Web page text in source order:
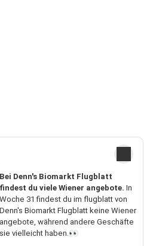
Bei Denn's Biomarkt Flugblatt
findest du viele Wiener angebote. In
Woche 31 findest du im flugblatt von
Denn's Biomarkt Flugblatt keine Wiener
angebote, während andere Geschäfte
sie vielleicht haben.👀